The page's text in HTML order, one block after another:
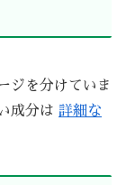
ジを分けていま
成分は 詳細な